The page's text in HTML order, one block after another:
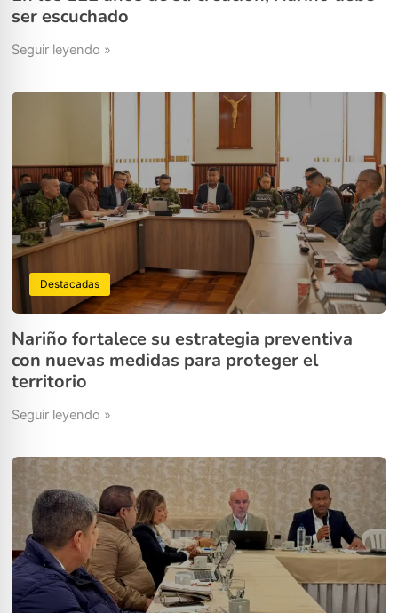
ser escuchado
Seguir leyendo »
Destacadas
Nariño fortalece su estrategia preventiva
con nuevas medidas para proteger el
territorio
Seguir leyendo »